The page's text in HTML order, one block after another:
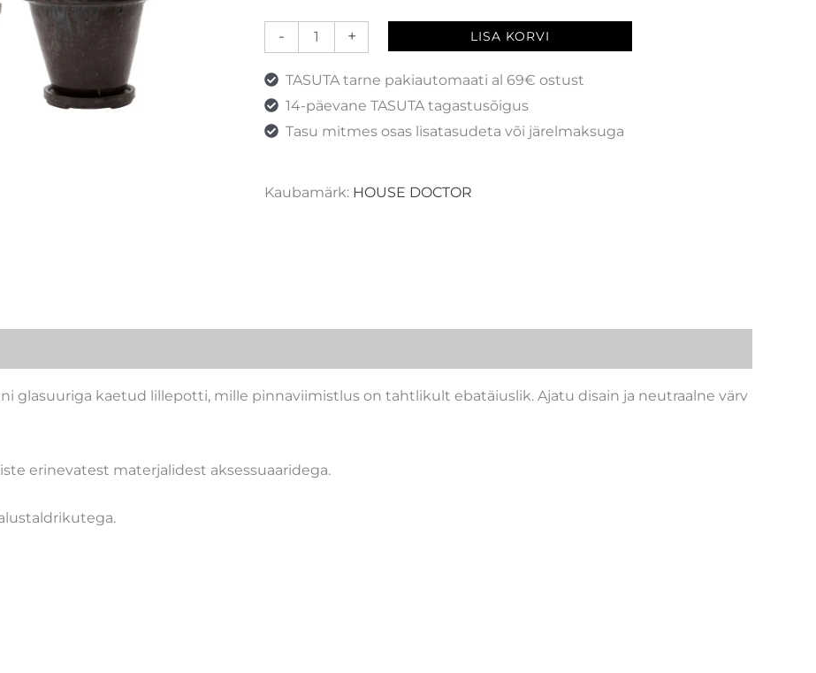
- + LISA KORVI
TASUTA tarne pakiautomaati al 69€ ostust
14-päevane TASUTA tagastusõigus
Tasu mitmes osas lisatasudeta või järelmaksuga
Kaubamärk: HOUSE DOCTOR
glasuuriga kaetud lillepotti, mille pinnaviimistlus on tahtlikult ebatäiuslik. Ajatu disain ja neutraalne värv
erinevatest materjalidest aksessuaaridega.